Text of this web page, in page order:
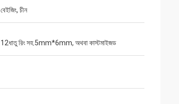
বেইজিং, চীন
12ধাতু রিং সহ.5mm*6mm, অথবা কাস্টমাইজড